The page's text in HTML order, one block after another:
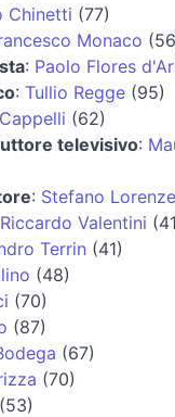
Chinetti (77)
Monaco
: Paolo Flores
: Tullio Regge (95)
(62)
televisivo:
: Stefano
Riccardo Valentini
Terrin (41)
(48)
(70)
(87)
(67)
(70)
(53)